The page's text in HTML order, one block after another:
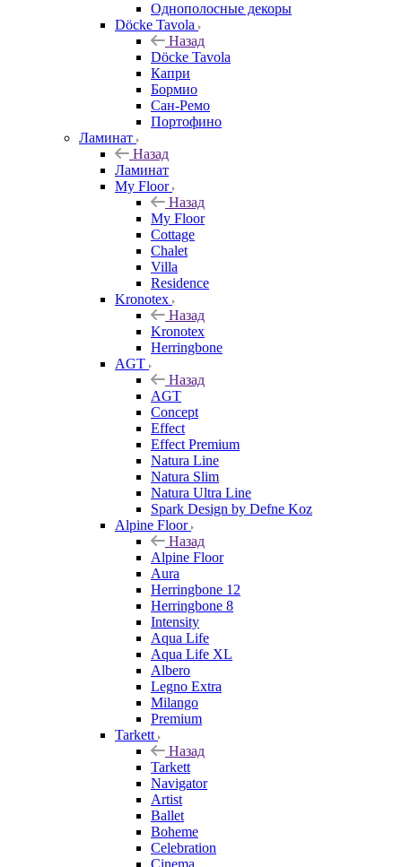
Однополосные декоры
Döcke Tavola
Назад
Döcke Tavola
Капри
Бормио
Сан-Ремо
Портофино
Ламинат
Назад
Ламинат
My Floor
Назад
My Floor
Cottage
Chalet
Villa
Residence
Kronotex
Назад
Kronotex
Herringbone
AGT
Назад
AGT
Concept
Effect
Effect Premium
Natura Line
Natura Slim
Natura Ultra Line
Spark Design by Defne Koz
Alpine Floor
Назад
Alpine Floor
Aura
Herringbone 12
Herringbone 8
Intensity
Aqua Life
Aqua Life XL
Albero
Legno Extra
Milango
Premium
Tarkett
Назад
Tarkett
Navigator
Artist
Ballet
Boheme
Celebration
Cinema